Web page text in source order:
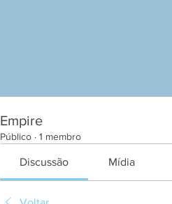
Empire
Público · 1 membro
Discussão Mídia